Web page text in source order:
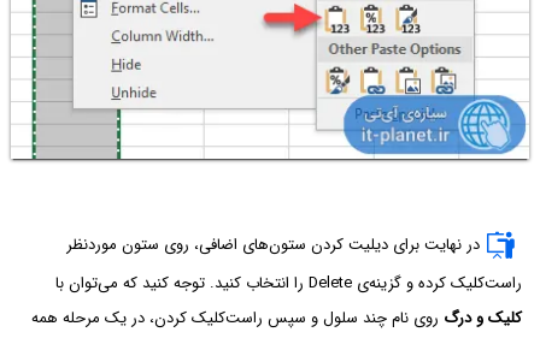
در نهایت برای دیلیت کردن ستون‌های اضافی، روی ستون موردنظر
راست‌کلیک کرده و گزینه‌ی Delete را انتخاب کنید. توجه کنید که می‌توان با
کلیک و درگ روی نام چند سلول و سپس راست‌کلیک کردن، در یک مرحله همه